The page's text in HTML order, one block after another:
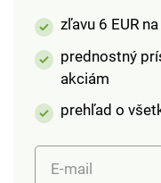
zľavu 6 EUR
prednostný
akciám
prehľad o
E-mail